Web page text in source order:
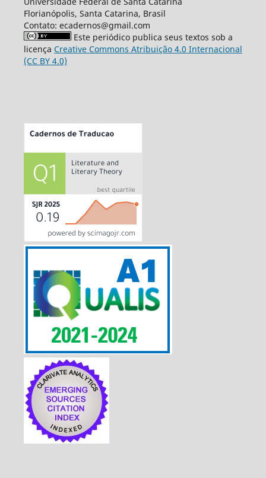
Florianópolis, Santa Catarina, Brasil
Contato: ecadernos@gmail.com
Este periódico publica seus textos sob a
licença Creative Commons Atribuição 4.0 Internacional
(CC BY 4.0)